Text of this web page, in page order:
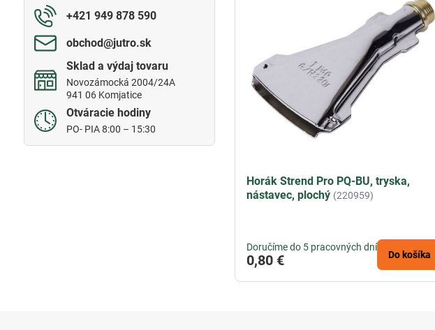
Horák Strend Pro PQ-BU, tryska,
nástavec, plochý (220959)
Doručíme do 5 pracovných dní
0,80 € Do košíka
+421 949 878 590
obchod​@jutro​.sk
Sklad a výdaj tovaru
Novozámocká 2004/24A
941 06 Komjatice
Otváracie hodiny
PO- PIA 8:00 – 15:30